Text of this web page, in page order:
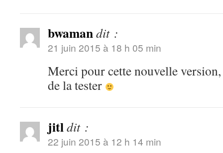
bwamandit :
21 juin 2015 à 18 h 05 min
Merci pour cette nouvelle
de la tester
jitldit :
22 juin 2015 à 12 h 14 min